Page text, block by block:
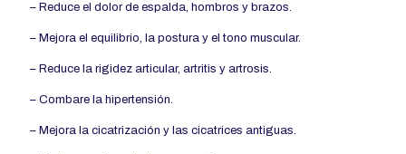
– Reduce el dolor de espalda, hombros y brazos.
– Mejora el equilibrio, la postura y el tono muscular.
– Reduce la rigidez articular, artritis y artrosis.
– Combare la hipertensión.
– Mejora la cicatrización y las cicatrices antiguas.